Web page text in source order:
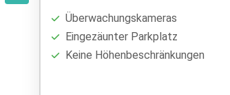
Überwachungskameras
Eingezäunter Parkplatz
Keine Höhenbeschränkungen